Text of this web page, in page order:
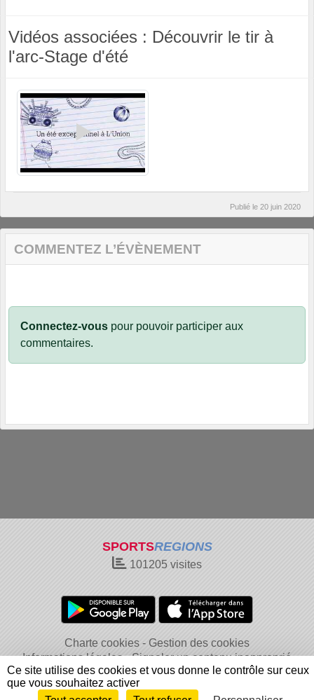
Vidéos associées : Découvrir le tir à
l'arc-Stage d'été
Publié le 20 juin 2020
COMMENTEZ L’ÉVÈNEMENT
Connectez-vous pour pouvoir participer aux
commentaires.
SPORTSREGIONS
101205 visites
Charte cookies
Gestion des cookies
Informations légales
Signaler un contenu inapproprié
Ce site utilise des cookies et vous donne le contrôle sur ceux
que vous souhaitez activer